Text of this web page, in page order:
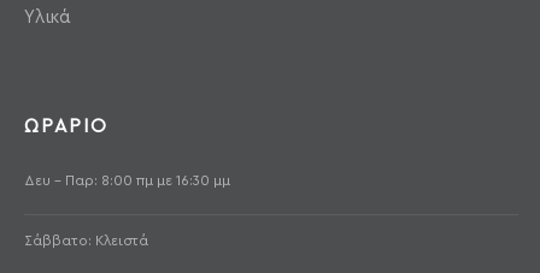
Υλικά
ΩΡΑΡΙΟ
Δευ - Παρ: 8:00 πμ με 16:30 μμ
Σάββατο: Κλειστά